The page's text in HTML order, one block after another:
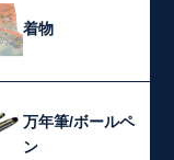
着物
万年筆/ボールペ
ン